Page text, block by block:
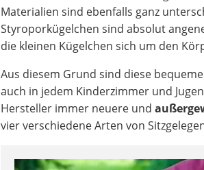
Materialien sind ebenfalls ganz
Styroporkügelchen sind absolut
die kleinen Kügelchen sich um den
Aus diesem Grund sind diese
auch in jedem Kinderzimmer und
Hersteller immer neuere und
vier verschiedene Arten von